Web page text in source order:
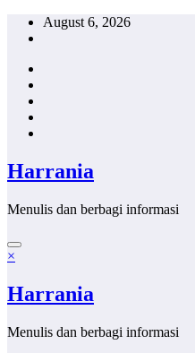
Skip
August 6, 2026
Harrania
Menulis dan berbagi informasi
×
Harrania
Menulis dan berbagi informasi